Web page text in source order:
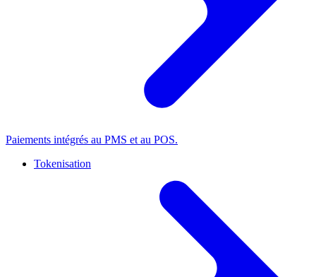
Paiements intégrés au PMS et au POS.
Tokenisation